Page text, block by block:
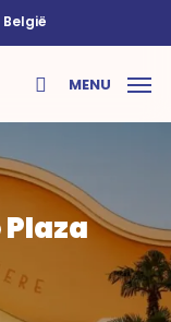
België
search
MENU